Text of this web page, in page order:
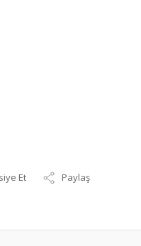
Et Paylaş